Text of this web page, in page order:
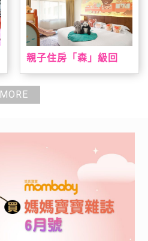
親子住房「森」級回
房結合台灣動物、溜滑
梯、遊戲室全日通一次
MORE